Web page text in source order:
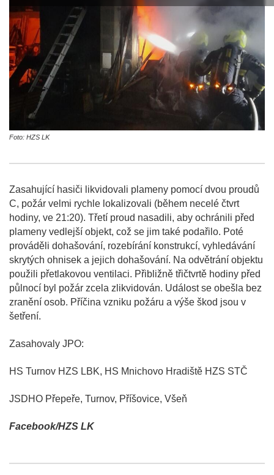
Foto: HZS LK
Zasahující hasiči likvidovali plameny pomocí dvou proudů
C, požár velmi rychle lokalizovali (během necelé čtvrt
hodiny, ve 21:20). Třetí proud nasadili, aby ochránili před
plameny vedlejší objekt, což se jim také podařilo. Poté
prováděli dohašování, rozebírání konstrukcí, vyhledávání
skrytých ohnisek a jejich dohašování. Na odvětrání objektu
použili přetlakovou ventilaci. Přibližně třičtvrtě hodiny před
půlnocí byl požár zcela zlikvidován. Událost se obešla bez
zranění osob. Příčina vzniku požáru a výše škod jsou v
šetření.
Zasahovaly JPO:
HS Turnov HZS LBK, HS Mnichovo Hradiště HZS STČ
JSDHO Přepeře, Turnov, Příšovice, Všeň
Facebook/HZS LK